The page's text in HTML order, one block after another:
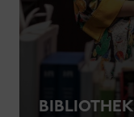
BIBLIOTHEK